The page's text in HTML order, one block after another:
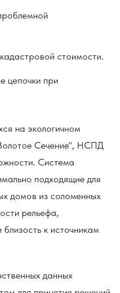
стоимости.
цепочки при
на экологичном
Сечение", НСПД
Система
подходящие для
домов из соломенных
рельефа,
к источникам
данных